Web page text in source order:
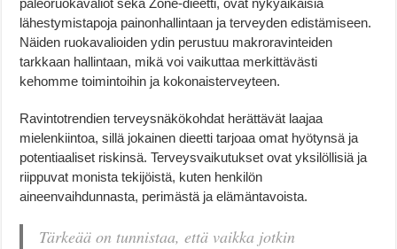
lähestymistapoja painonhallintaan ja terveyden edistämiseen.
Näiden ruokavalioiden ydin perustuu makroravinteiden
tarkkaan hallintaan, mikä voi vaikuttaa merkittävästi
kehomme toimintoihin ja kokonaisterveyteen.
Ravintotrendien terveysnäkökohdat herättävät laajaa
mielenkiintoa, sillä jokainen dieetti tarjoaa omat hyötynsä ja
potentiaaliset riskinsä. Terveysvaikutukset ovat yksilöllisiä ja
riippuvat monista tekijöistä, kuten henkilön
aineenvaihdunnasta, perimästä ja elämäntavoista.
Tärkeää on tunnistaa, että vaikka jotkin